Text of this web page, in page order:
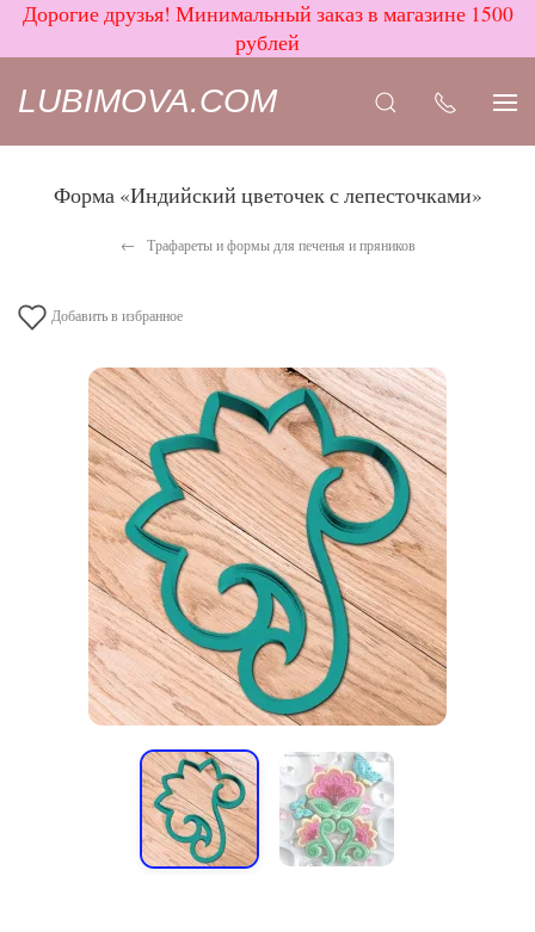
Дорогие друзья! Минимальный заказ в магазине 1500
рублей
LUBIMOVA.COM
Форма «Индийский цветочек с лепесточками»
Трафареты и формы для печенья и пряников
Добавить в избранное